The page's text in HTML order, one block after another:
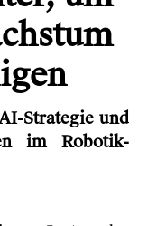
Strategie und
im Robotik-